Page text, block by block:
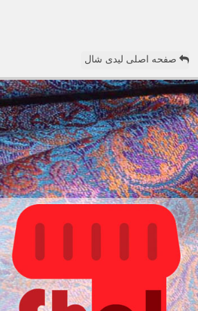
صفحه اصلی لیدی شال